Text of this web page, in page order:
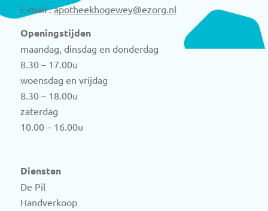
E-mail :apotheekhogewey@ezorg.nl
Openingstijden
maandag, dinsdag en donderdag
8.30 – 17.00u
woensdag en vrijdag
8.30 – 18.00u
zaterdag
10.00 – 16.00u
Diensten
De Pil
Handverkoop